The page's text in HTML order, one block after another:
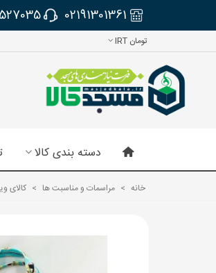
02191301361
تومان IRT
دسته بندی کالا
خانه > مراسمات و مناسبت ها > کالای